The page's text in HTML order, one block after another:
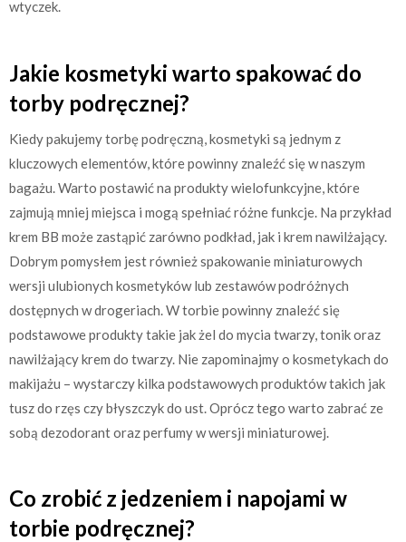
wtyczek.
Jakie kosmetyki warto spakować do
torby podręcznej?
Kiedy pakujemy torbę podręczną, kosmetyki są jednym z
kluczowych elementów, które powinny znaleźć się w naszym
bagażu. Warto postawić na produkty wielofunkcyjne, które
zajmują mniej miejsca i mogą spełniać różne funkcje. Na przykład
krem BB może zastąpić zarówno podkład, jak i krem nawilżający.
Dobrym pomysłem jest również spakowanie miniaturowych
wersji ulubionych kosmetyków lub zestawów podróżnych
dostępnych w drogeriach. W torbie powinny znaleźć się
podstawowe produkty takie jak żel do mycia twarzy, tonik oraz
nawilżający krem do twarzy. Nie zapominajmy o kosmetykach do
makijażu – wystarczy kilka podstawowych produktów takich jak
tusz do rzęs czy błyszczyk do ust. Oprócz tego warto zabrać ze
sobą dezodorant oraz perfumy w wersji miniaturowej.
Co zrobić z jedzeniem i napojami w
torbie podręcznej?